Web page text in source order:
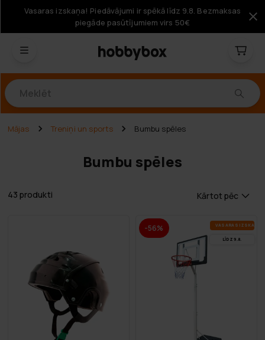
Vasaras izskaņa! Piedāvājumi ir spēkā līdz 9.8. Bezmaksas
piegāde pasūtījumiem virs 50€
Mājas Treniņi un sports Bumbu spēles
Bumbu spēles
43 produkti Kārtot pēc
-56% VA­SA­RAS IZ­SKA­ŅA
LĪDZ 9.8.